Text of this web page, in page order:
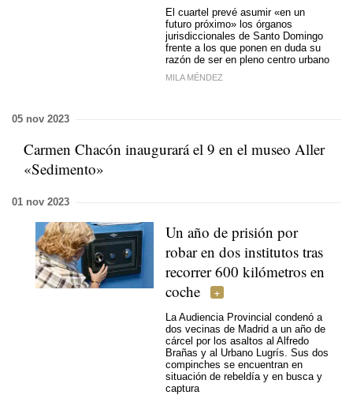
El cuartel prevé asumir «en un
futuro próximo» los órganos
jurisdiccionales de Santo Domingo
frente a los que ponen en duda su
razón de ser en pleno centro urbano
MILA MÉNDEZ
05 nov 2023
Carmen Chacón inaugurará el 9 en el museo Aller
«Sedimento»
01 nov 2023
Un año de prisión por
robar en dos institutos tras
recorrer 600 kilómetros en
coche
La Audiencia Provincial condenó a
dos vecinas de Madrid a un año de
cárcel por los asaltos al Alfredo
Brañas y al Urbano Lugrís. Sus dos
compinches se encuentran en
situación de rebeldía y en busca y
captura